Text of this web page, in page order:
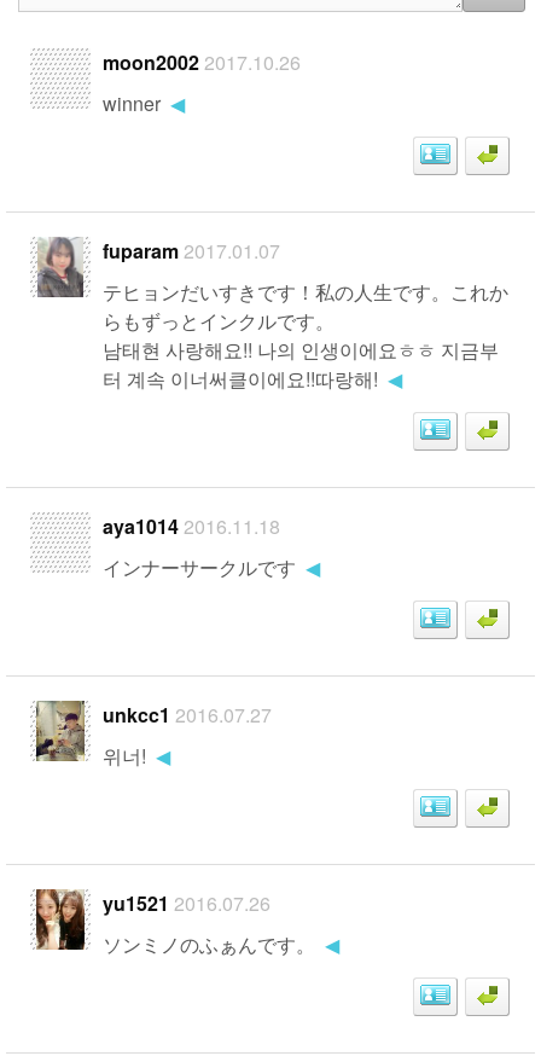
moon20022017.10.26
winner ◀
fuparam2017.01.07
テヒョンだいすきです！私の人生です。これか
らもずっとインクルです。
남태현 사랑해요!! 나의 인생이에요ㅎㅎ 지금부
터 계속 이너써클이에요!!따랑해! ◀
aya10142016.11.18
インナーサークルです ◀
unkcc1 2016.07.27
위너! ◀
yu1521 2016.07.26
ソンミノのふぁんです。
◀